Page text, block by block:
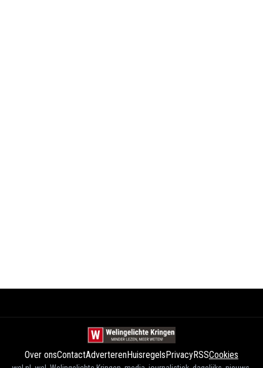
Over onsContactAdverterenHuisregelsPrivacyRSSCookies